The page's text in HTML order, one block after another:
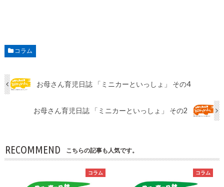
コラム
お母さん育児日誌 「ミニカーといっしょ」 その4
お母さん育児日誌 「ミニカーといっしょ」 その2
RECOMMEND こちらの記事も人気です。
コラム コラム